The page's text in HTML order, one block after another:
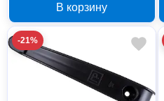
В корзину
-21%